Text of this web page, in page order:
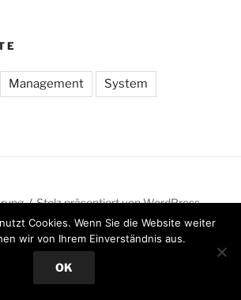
Management System
Stolz präsentiert von WordPress
Cookies. Wenn Sie die Website weiter
wir von Ihrem Einverständnis aus.
OK